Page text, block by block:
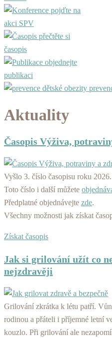
pojďte na
akci SPV
přečtěte si
časopis
objednejte
publikaci
Aktuality
Časopis Výživa,
Vyšlo 3. číslo časopisu roku 2026.
Toto číslo i další můžete
Předplatné objednávejte zde.
Všechny možnosti jak získat
Získat časopis
Jak si grilování užít co
nejzdravěji
Grilování zkrátka k létu patří.
rodinou a přáteli i příjemné letní
kouzlo. Při grilování ale